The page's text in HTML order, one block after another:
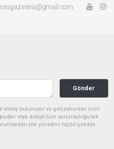
Gönder
etmiş bulunuyor ve gebzehurses.com
veya dolaylı tüm sorumluluğu tek
site yönetimi hiçbir şekilde